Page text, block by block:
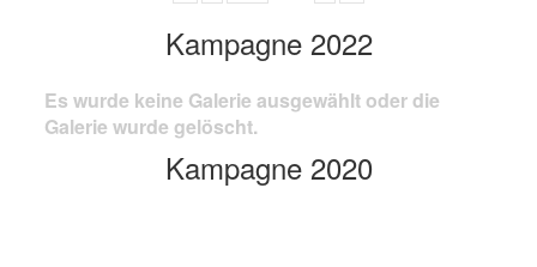
Kampagne 2022
Es wurde keine Galerie ausgewählt oder die
Galerie wurde gelöscht.
Kampagne 2020